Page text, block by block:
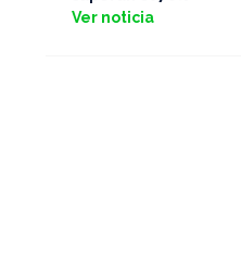
Ver noticia